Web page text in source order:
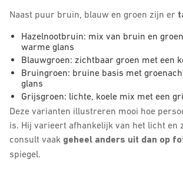
Naast puur bruin, blauw en groen zijn er
Hazelnootbruin: mix van bruin en
warme glans
Blauwgroen: zichtbaar groen met een
Bruingroen: bruine basis met
glans
Grijsgroen: lichte, koele mix met een
Deze varianten illustreren mooi hoe
is. Hij varieert afhankelijk van het licht en
consult vaak geheel anders uit dan op
spiegel.